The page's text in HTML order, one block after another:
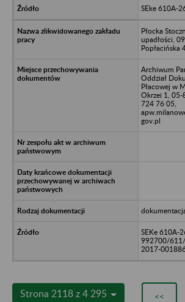
SEke 610A-
Płocka
upadłości,
Popłacińska
Archiwum
Oddział
Płacowej w
Okrzei 1,
724 76 05,
gov.pl
SEKe 610A-
992700/
2017-
Strona 2118 z 4 295 <<